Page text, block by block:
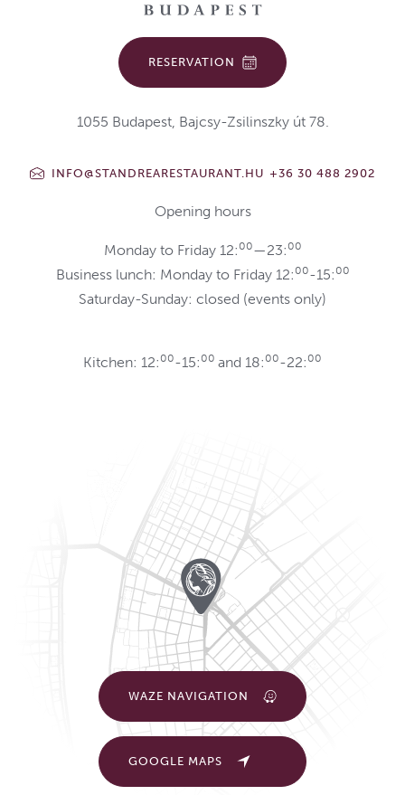
RESERVATION
1055 Budapest, Bajcsy-Zsilinszky út 78.
INFO@STANDREARESTAURANT.HU +36 30 488 2902
Opening hours
Monday to Friday 12: 00—23: 00
Business lunch: Monday to Friday 12: 00-15: 00
Saturday-Sunday: closed (events only)
Kitchen: 12: 00-15: 00 and 18: 00-22: 00
WAZE NAVIGATION
GOOGLE MAPS